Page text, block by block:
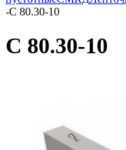
-С 80.30-10
С 80.30-10